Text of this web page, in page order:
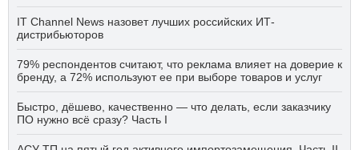
IT Channel News назовет лучших российских ИТ-
дистрибьюторов
79% респондентов считают, что реклама влияет на доверие к
бренду, а 72% используют ее при выборе товаров и услуг
Быстро, дёшево, качественно — что делать, если заказчику
ПО нужно всё сразу? Часть I